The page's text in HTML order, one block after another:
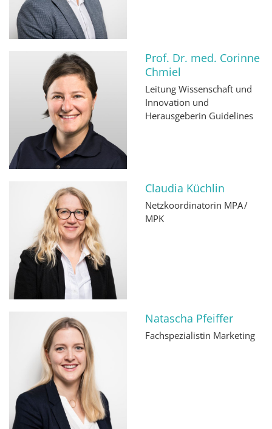
Prof. Dr. med. Corinne
Chmiel
Leitung Wissenschaft und
Innovation und
Herausgeberin Guidelines
Claudia Küchlin
Netzkoordinatorin MPA /
MPK
Natascha Pfeiffer
Fachspezialistin Marketing